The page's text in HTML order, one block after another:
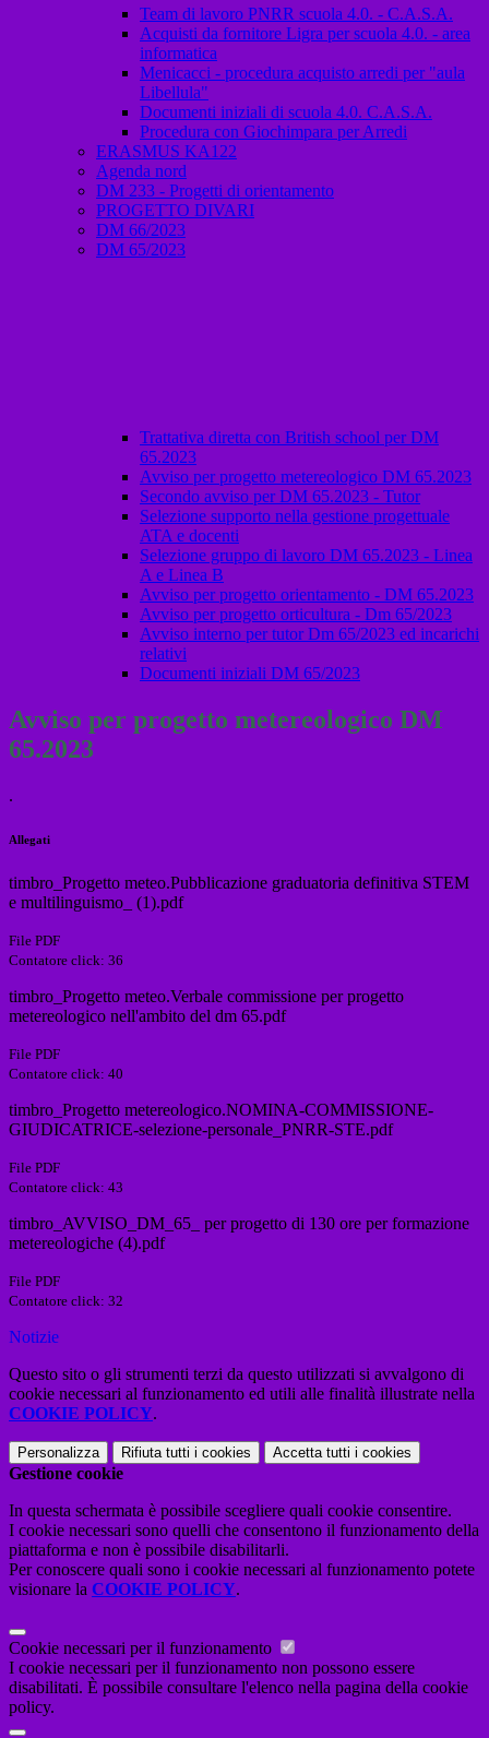
Team di lavoro PNRR scuola 4.0. - C.A.S.A.
Acquisti da fornitore Ligra per scuola 4.0. - area
informatica
Menicacci - procedura acquisto arredi per "aula
Libellula"
Documenti iniziali di scuola 4.0. C.A.S.A.
Procedura con Giochimpara per Arredi
ERASMUS KA122
Agenda nord
DM 233 - Progetti di orientamento
PROGETTO DIVARI
DM 66/2023
DM 65/2023
Trattativa diretta con British school per DM
65.2023
Avviso per progetto metereologico DM 65.2023
Secondo avviso per DM 65.2023 - Tutor
Selezione supporto nella gestione progettuale
ATA e docenti
Selezione gruppo di lavoro DM 65.2023 - Linea
A e Linea B
Avviso per progetto orientamento - DM 65.2023
Avviso per progetto orticultura - Dm 65/2023
Avviso interno per tutor Dm 65/2023 ed incarichi
relativi
Documenti iniziali DM 65/2023
Avviso per progetto metereologico DM
65.2023
.
Allegati
timbro_Progetto meteo.Pubblicazione graduatoria definitiva STEM
e multilinguismo_ (1).pdf
File PDF
Contatore click: 36
timbro_Progetto meteo.Verbale commissione per progetto
metereologico nell'ambito del dm 65.pdf
File PDF
Contatore click: 40
timbro_Progetto metereologico.NOMINA-COMMISSIONE-
GIUDICATRICE-selezione-personale_PNRR-STE.pdf
File PDF
Contatore click: 43
timbro_AVVISO_DM_65_ per progetto di 130 ore per formazione
metereologiche (4).pdf
File PDF
Contatore click: 32
Notizie
Questo sito o gli strumenti terzi da questo utilizzati si avvalgono di
cookie necessari al funzionamento ed utili alle finalità illustrate nella
COOKIE POLICY.
Personalizza Rifiuta tutti i cookies Accetta tutti i cookies
Gestione cookie
In questa schermata è possibile scegliere quali cookie consentire.
I cookie necessari sono quelli che consentono il funzionamento della
piattaforma e non è possibile disabilitarli.
Per conoscere quali sono i cookie necessari al funzionamento potete
visionare la COOKIE POLICY.
Cookie necessari per il funzionamento
I cookie necessari per il funzionamento non possono essere
disabilitati. È possibile consultare l'elenco nella pagina della cookie
policy.